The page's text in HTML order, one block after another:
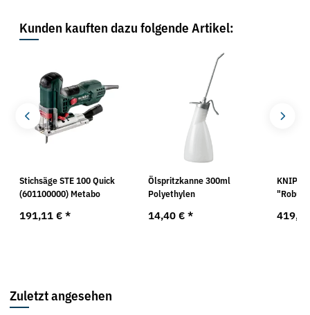
Kunden kauften dazu folgende Artikel:
Stichsäge STE 100 Quick
(601100000) Metabo
191,11 € *
Ölspritzkanne 300ml
Polyethylen
14,40 € *
Zuletzt angesehen